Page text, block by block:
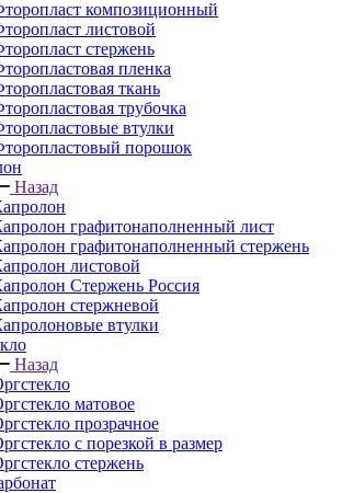
композиционный
листовой
стержень
пленка
ткань
трубочка
втулки
порошок
Назад
графитонаполненный лист
графитонаполненный стержень
листовой
Стержень Россия
стержневой
втулки
Назад
матовое
прозрачное
с порезкой в размер
стержень